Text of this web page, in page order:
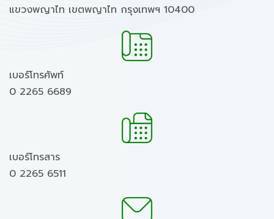
แขวงพญาไท เขตพญาไท กรุงเทพฯ 10400
เบอร์โทรศัพท์
0 2265 6689
เบอร์โทรสาร
0 2265 6511